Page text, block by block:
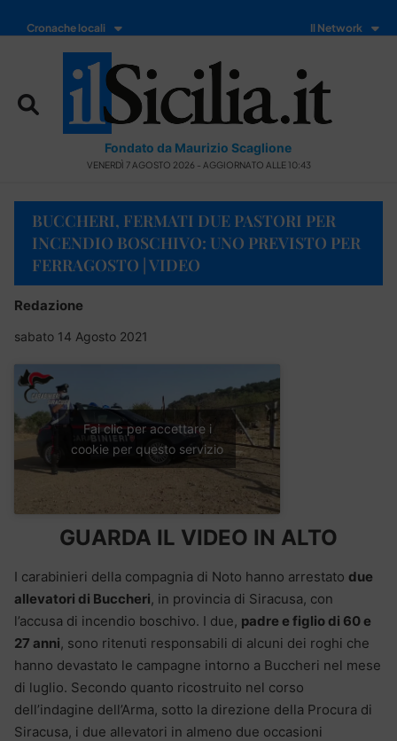
Cronache locali Il Network
Fondato da Maurizio Scaglione
VENERDÌ 7 AGOSTO 2026 - AGGIORNATO ALLE 10:43
BUCCHERI, FERMATI DUE PASTORI PER
INCENDIO BOSCHIVO: UNO PREVISTO PER
FERRAGOSTO | VIDEO
Redazione
sabato 14 Agosto 2021
Fai clic per accettare i
cookie per questo servizio
GUARDA IL VIDEO IN ALTO
I carabinieri della compagnia di Noto hanno arrestato due
allevatori di Buccheri, in provincia di Siracusa, con
l’accusa di incendio boschivo. I due, padre e figlio di 60 e
27 anni, sono ritenuti responsabili di alcuni dei roghi che
hanno devastato le campagne intorno a Buccheri nel mese
di luglio. Secondo quanto ricostruito nel corso
dell’indagine dell’Arma, sotto la direzione della Procura di
Siracusa, i due allevatori in almeno due occasioni